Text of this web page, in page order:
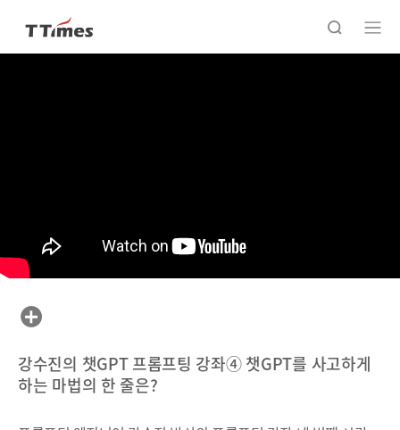
강수진의 챗GPT 프롬프팅 강좌④ 챗GPT를 사고하게
하는 마법의 한 줄은?